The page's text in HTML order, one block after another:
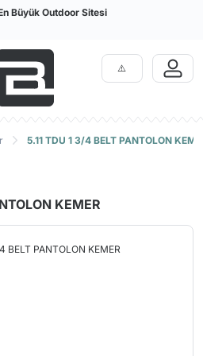
Büyük Outdoor Sitesi
5.11 TDU 1 3/4 BELT PANTOLON
KEMER